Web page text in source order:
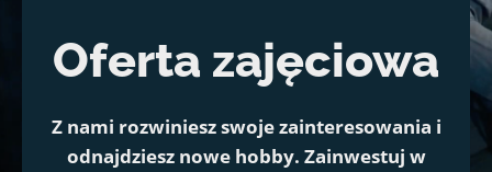
Oferta zajęciowa
Z nami rozwiniesz swoje zainteresowania i
odnajdziesz nowe hobby. Zainwestuj w